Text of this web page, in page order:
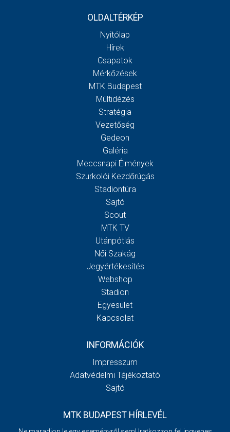
OLDALTÉRKÉP
Nyitólap
Hírek
Csapatok
Mérkőzések
MTK Budapest
Múltidézés
Stratégia
Vezetőség
Gedeon
Galéria
Meccsnapi Élmények
Szurkolói Kezdőrúgás
Stadiontúra
Sajtó
Scout
MTK TV
Utánpótlás
Női Szakág
Jegyértékesítés
Webshop
Stadion
Egyesület
Kapcsolat
INFORMÁCIÓK
Impresszum
Adatvédelmi Tájékoztató
Sajtó
MTK BUDAPEST HÍRLEVÉL